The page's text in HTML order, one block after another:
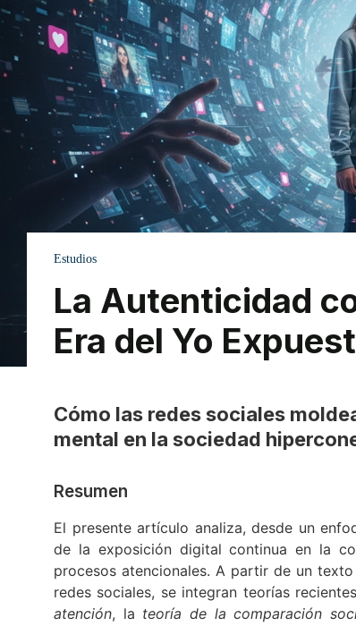
Estudios
La Autenticidad
Era del Yo
Cómo las redes sociales
mental en la sociedad
Resumen
El presente artículo analiza, desde un
de la exposición digital continua en la
procesos atencionales. A partir de un
redes sociales, se integran teorías
atención, la teoría de la comparación